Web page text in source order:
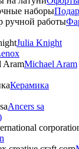
Julia Knight
Michael Aram
Керамика
Ancers sa